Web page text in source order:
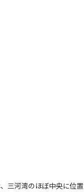
三河湾のほぼ中央に位